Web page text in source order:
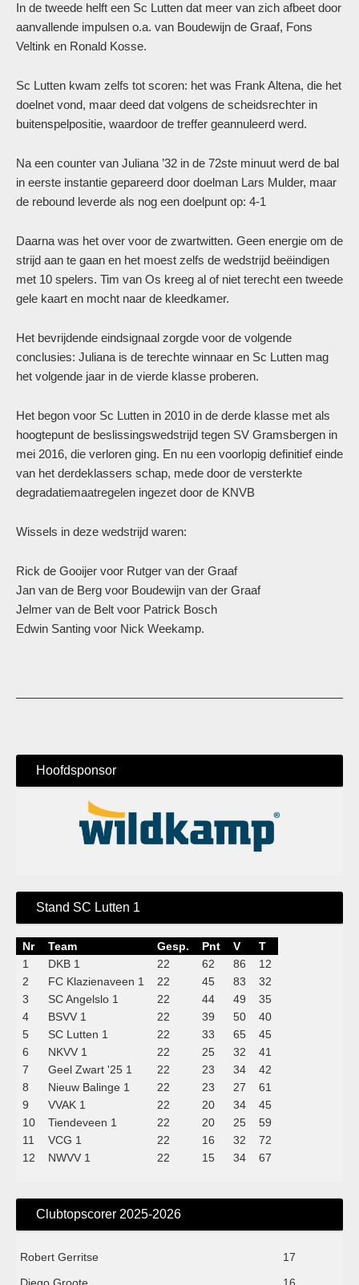
In de tweede helft een Sc Lutten dat meer van zich afbeet door
aanvallende impulsen o.a. van Boudewijn de Graaf, Fons
Veltink en Ronald Kosse.
Sc Lutten kwam zelfs tot scoren: het was Frank Altena, die het
doelnet vond, maar deed dat volgens de scheidsrechter in
buitenspelpositie, waardoor de treffer geannuleerd werd.
Na een counter van Juliana ’32 in de 72ste minuut werd de bal
in eerste instantie gepareerd door doelman Lars Mulder, maar
de rebound leverde als nog een doelpunt op: 4-1
Daarna was het over voor de zwartwitten. Geen energie om de
strijd aan te gaan en het moest zelfs de wedstrijd beëindigen
met 10 spelers. Tim van Os kreeg al of niet terecht een tweede
gele kaart en mocht naar de kleedkamer.
Het bevrijdende eindsignaal zorgde voor de volgende
conclusies: Juliana is de terechte winnaar en Sc Lutten mag
het volgende jaar in de vierde klasse proberen.
Het begon voor Sc Lutten in 2010 in de derde klasse met als
hoogtepunt de beslissingswedstrijd tegen SV Gramsbergen in
mei 2016, die verloren ging. En nu een voorlopig definitief einde
van het derdeklassers schap, mede door de versterkte
degradatiemaatregelen ingezet door de KNVB
Wissels in deze wedstrijd waren:
Rick de Gooijer voor Rutger van der Graaf
Jan van de Berg voor Boudewijn van der Graaf
Jelmer van de Belt voor Patrick Bosch
Edwin Santing voor Nick Weekamp.
Hoofdsponsor
Stand SC Lutten 1
Nr Team Gesp. Pnt V
T
1
DKB 1 22 62 86
12
2
FC Klazienaveen 1 22 45 83
32
3
SC Angelslo 1 22 44 49
35
4
BSVV 1 22 39 50
40
5
SC Lutten 1 22 33 65
45
6
NKVV 1 22 25 32
41
7
Geel Zwart '25 1 22 23 34
42
8
Nieuw Balinge 1 22 23 27
61
9
VVAK 1 22 20 34
45
10
Tiendeveen 1 22 20 25
59
11
VCG 1 22 16 32
72
12
NWVV 1 22 15 34 67
Clubtopscorer 2025-2026
Robert Gerritse
17
Diego Groote
16